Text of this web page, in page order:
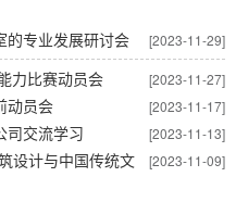
[2023-11-29]
的专业发展研讨会
[2023-11-27]
力比赛动员会
[2023-11-17]
动员会
[2023-11-13]
司交流学习
[2023-11-09]
设计与中国传统文